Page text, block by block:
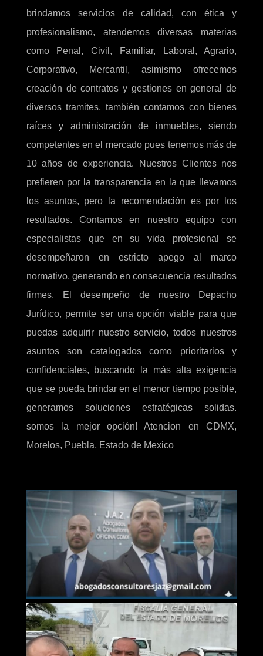
brindamos servicios de calidad, con ética y
profesionalismo, atendemos diversas materias
como Penal, Civil, Familiar, Laboral, Agrario,
Corporativo, Mercantil, asimismo ofrecemos
creación de contratos y gestiones en general de
diversos tramites, también contamos con bienes
raíces y administración de inmuebles, siendo
competentes en el mercado pues tenemos más de
10 años de experiencia. Nuestros Clientes nos
prefieren por la transparencia en la que llevamos
los asuntos, pero la recomendación es por los
resultados. Contamos en nuestro equipo con
especialistas que en su vida profesional se
desempeñaron en estricto apego al marco
normativo, generando en consecuencia resultados
firmes. El desempeño de nuestro Depacho
Jurídico, permite ser una opción viable para que
puedas adquirir nuestro servicio, todos nuestros
asuntos son catalogados como prioritarios y
confidenciales, buscando la más alta exigencia
que se pueda brindar en el menor tiempo posible,
generamos soluciones estratégicas solidas.
somos la mejor opción! Atencion en CDMX,
Morelos, Puebla, Estado de Mexico